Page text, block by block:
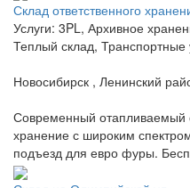
Склад ответственного
Услуги: 3PL, Архивное
Теплый склад, Транспортные
Новосибирск , Ленинский
Современный отапливаемый
хранение с широким
подъезд для евро фуры.